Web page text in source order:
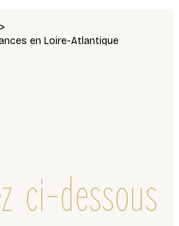
en Loire-Atlantique
ci-dessous